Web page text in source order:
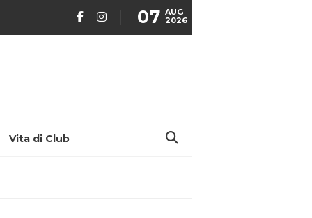
07 AUG
2026
Vita di Club